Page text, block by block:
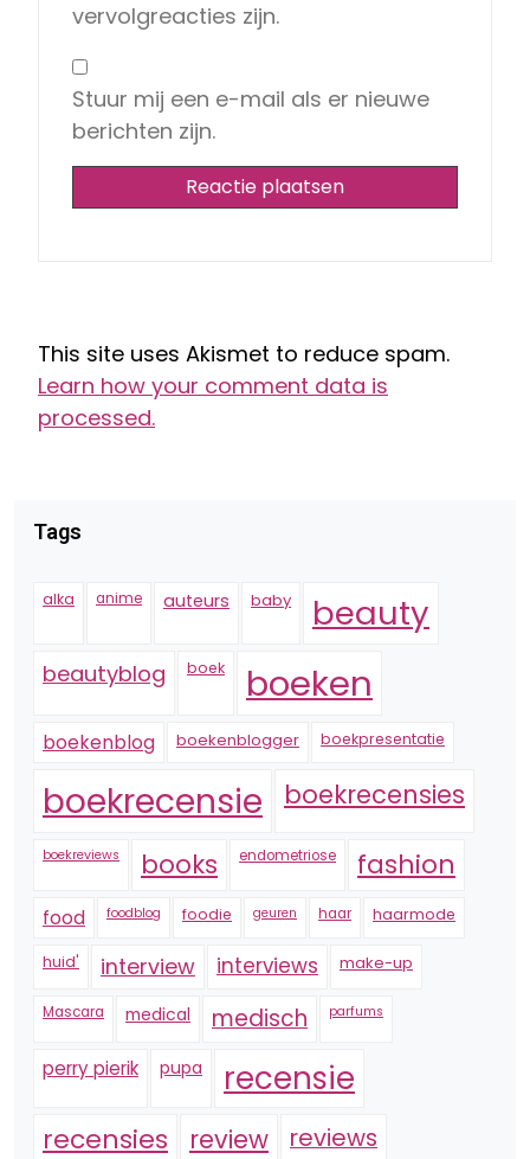
vervolgreacties zijn.
Stuur mij een e-mail als er nieuwe
berichten zijn.
This site uses Akismet to reduce spam.
Learn how your comment data is
processed.
Tags
alka anime auteurs baby beauty
beautyblog boek boeken
boekenblog boekenblogger boekpresentatie
boekrecensie boekrecensies
boekreviews books endometriose fashion
food foodblog foodie geuren haar haarmode
huid' interview interviews make-up
Mascara medical medisch parfums
perry pierik pupa recensie
recensies review reviews